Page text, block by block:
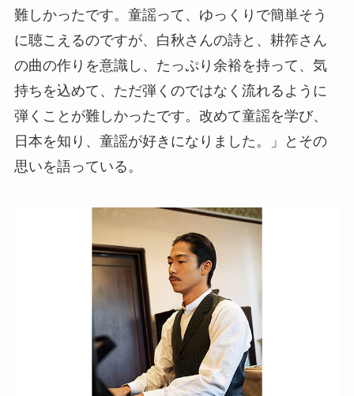
難しかったです。童謡って、ゆっくりで簡単そう
に聴こえるのですが、白秋さんの詩と、耕筰さん
の曲の作りを意識し、たっぷり余裕を持って、気
持ちを込めて、ただ弾くのではなく流れるように
弾くことが難しかったです。改めて童謡を学び、
日本を知り、童謡が好きになりました。」とその
思いを語っている。